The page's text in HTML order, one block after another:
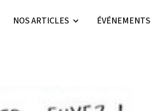
NOS ARTICLES ÉVÉNEMENTS